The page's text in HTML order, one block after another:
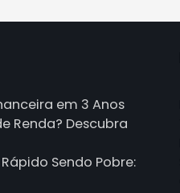
em 3 Anos
Renda? Descubra
Sendo Pobre: